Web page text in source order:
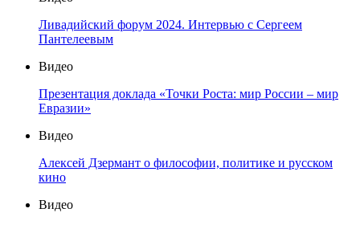
Ливадийский форум 2024. Интервью с Сергеем
Пантелеевым
Видео
Презентация доклада «Точки Роста: мир России – мир
Евразии»
Видео
Алексей Дзермант о философии, политике и русском
кино
Видео